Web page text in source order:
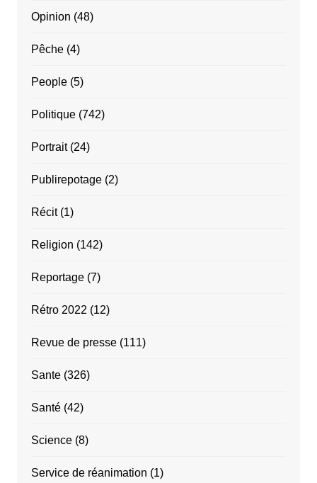
Opinion (48)
Pêche(4)
People(5)
Politique(742)
Portrait(24)
Publirepotage(2)
Récit(1)
Religion (142)
Reportage(7)
Rétro 2022 (12)
Revue de presse(111)
Sante(326)
Santé(42)
Science(8)
Service de réanimation (1)